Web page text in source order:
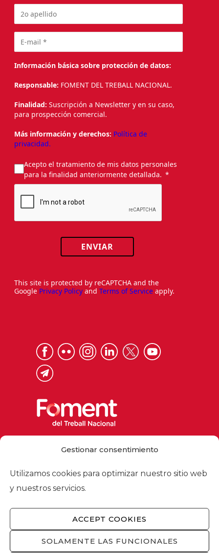
Gestionar consentimiento
Utilizamos cookies para optimizar nuestro sitio web
y nuestros servicios.
ACCEPT COOKIES
SOLAMENTE LAS FUNCIONALES
Información básica sobre protección de datos:
Responsable: FOMENT DEL TREBALL NACIONAL.
Finalidad: Suscripción a Newsletter y en su caso,
para prospección comercial.
Más información y derechos: Política de
privacidad.
Acepto el tratamiento de mis datos personales
para la finalidad anteriormente detallada.
ENVIAR
This site is protected by reCAPTCHA and the
Google Privacy Policy and Terms of Service apply.
foment@foment.com
© 2026 - Foment del Treball Nacional